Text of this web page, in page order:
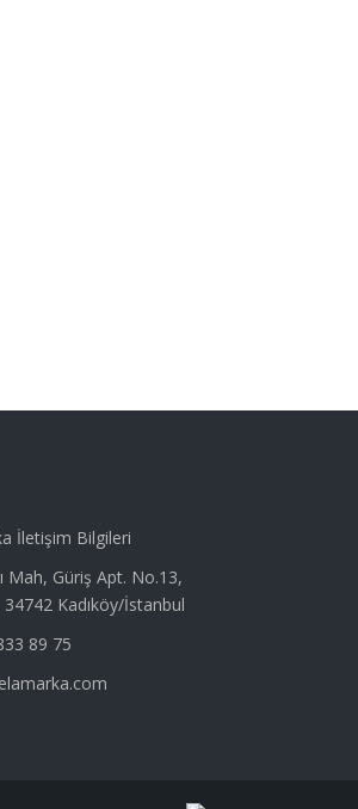
İletişim Bilgileri
Mah, Güriş Apt. No.13,
34742 Kadıköy/İstanbul
89 75